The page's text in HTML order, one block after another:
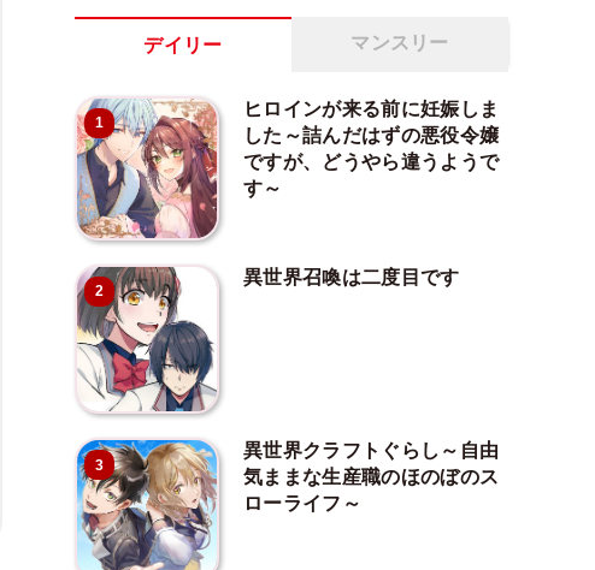
デイリー マンスリー
1
ヒロインが来る前に妊娠しま
した～詰んだはずの悪役令嬢
ですが、どうやら違うようで
す～
2
異世界召喚は二度目です
3
異世界クラフトぐらし～自由
気ままな生産職のほのぼのス
ローライフ～